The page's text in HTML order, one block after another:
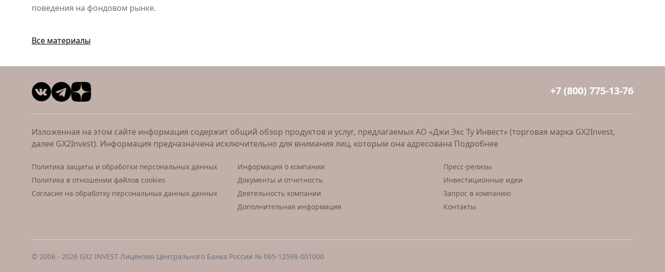
поведения на фондовом рынке.
Все материалы
+7 (800) 775-13-76
Изложенная на этом сайте информация содержит общий обзор продуктов и услуг, предлагаемых АО «Джи Экс Ту Инвест» (торговая марка GX2Invest,
далее GX2Invest). Информация предназначена исключительно для внимания лиц, которым она адресована Подробнее
Политика защиты и обработки персональных данных
Политика в отношении файлов cookies
Согласие на обработку персональных данных данных
Информация о компании
Документы и отчетность
Деятельность компании
Дополнительная информация
Пресс-релизы
Инвестиционные идеи
Запрос в компанию
Контакты
© 2006 - 2026 GX2 INVEST Лицензия Центрального Банка России № 065-12598-001000